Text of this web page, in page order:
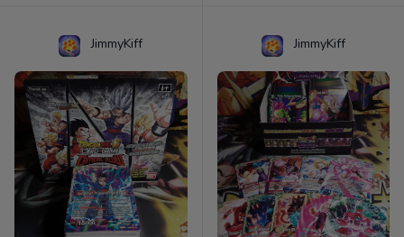
JimmyKiff JimmyKiff